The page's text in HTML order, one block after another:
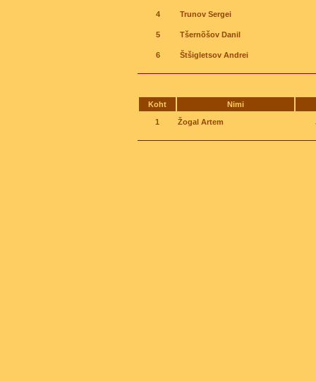
4 Trunov Sergei
5 Tšernõšov Danil
6 Štšigletsov Andrei
Koht Nimi
1 Žogal Artem